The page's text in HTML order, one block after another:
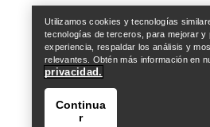
Utilizamos cookies y tecnologías
tecnologías de terceros, para mejorar y
experiencia, respaldar los análisis y
relevantes. Obtén más información en
privacidad.
Continua
r